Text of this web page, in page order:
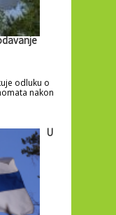
odluku o
nakon
U